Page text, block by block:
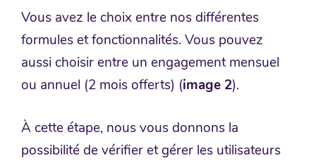
Vous avez le choix entre nos différentes
formules et fonctionnalités. Vous pouvez
aussi choisir entre un engagement mensuel
ou annuel (2 mois offerts) (image 2).
À cette étape, nous vous donnons la
possibilité de vérifier et gérer les utilisateurs